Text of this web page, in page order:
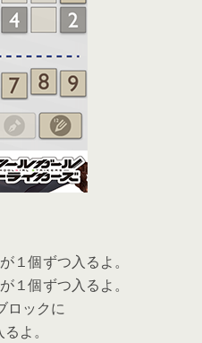
１個ずつ入るよ。
１個ずつ入るよ。
ロックに
よ。